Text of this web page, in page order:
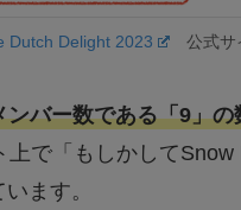
Dutch Delight 2023 公式サ
バー数である「9」の
上で「もしかしてSnow
ます。